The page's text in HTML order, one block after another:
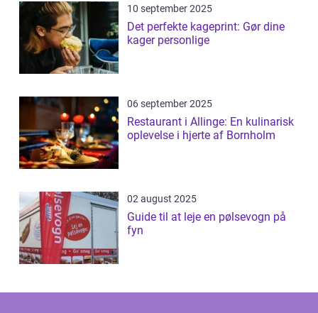
10 september 2025
Det perfekte kageprint: Gør dine
kager personlige
06 september 2025
Restaurant i Allinge: En kulinarisk
oplevelse i hjerte af Bornholm
02 august 2025
Guide til at leje en pølsevogn på
fyn